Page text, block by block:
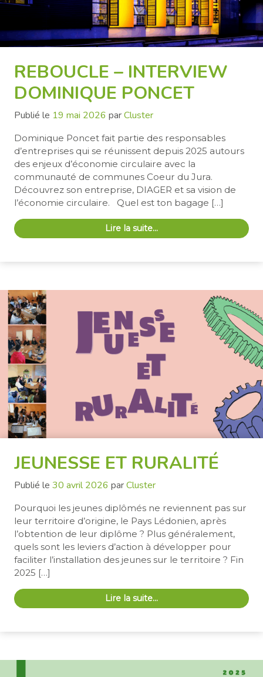
REBOUCLE – INTERVIEW
DOMINIQUE PONCET
Publié le 19 mai 2026 parCluster
Dominique Poncet fait partie des responsables
d’entreprises qui se réunissent depuis 2025 autours
des enjeux d’économie circulaire avec la
communauté de communes Coeur du Jura.
Découvrez son entreprise, DIAGER et sa vision de
l’économie circulaire. Quel est ton bagage […]
Lire la suite…
JEUNESSE ET RURALITÉ
Publié le 30 avril 2026 parCluster
Pourquoi les jeunes diplômés ne reviennent pas sur
leur territoire d’origine, le Pays Lédonien, après
l’obtention de leur diplôme ? Plus généralement,
quels sont les leviers d’action à développer pour
faciliter l’installation des jeunes sur le territoire ? Fin
2025 […]
Lire la suite…